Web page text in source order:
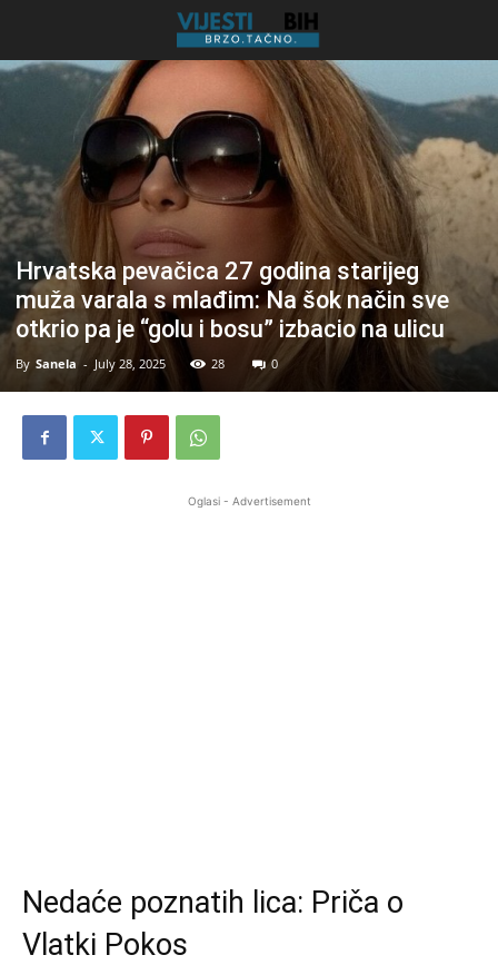
Hrvatska pevačica 27 godina starijeg
muža varala s mlađim: Na šok način sve
otkrio pa je “golu i bosu” izbacio na ulicu
By Sanela - July 28, 2025 28 0
Oglasi - Advertisement
Nedaće poznatih lica: Priča o
Vlatki Pokos